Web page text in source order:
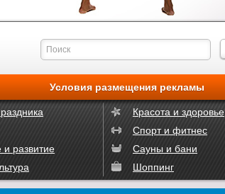
Условия размещения рекламы
Красота и здоровье
Спорт и фитнес
развитие
Сауны и бани
Шоппинг